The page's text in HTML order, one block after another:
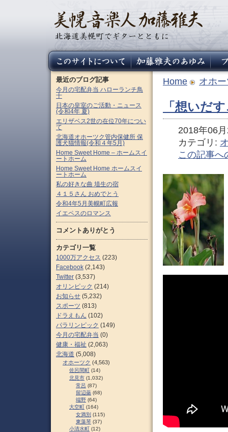
Home オホ
「想いだ
2018年06
カテゴリ:
この記事へ
最近のブログ記事
今月の宅配弁当 ハローランチ鳥
十
日本の皇室のご活動・ニュース
(令和4年 夏)
エリザベス2世の在位70年につい
て
北海道オホーツク管内保健所 保
護犬猫情報(令和４年5月)
Home Sweet Home – ホームスイ
ートホーム
Home Sweet Home ホームスイ
ートホーム
私の好きな曲 埴生の宿
４１５さん おめでとう
令和4年5月美幌町広報
イエペスのロマンス
コメントありがとう
カテゴリ一覧
1000万アクセス (223)
Facebook (2,143)
Twitter (3,537)
オリンピック (214)
お知らせ (5,232)
スポーツ (813)
ドラえもん (102)
パラリンピック (149)
今月の宅配弁当 (0)
健康・福祉 (2,063)
北海道 (5,008)
オホーツク (4,563)
佐呂間町 (14)
北見市 (1,032)
常呂 (87)
留辺蘂 (68)
端野 (64)
大空町 (164)
女満別 (115)
東藻琴 (37)
小清水町 (12)